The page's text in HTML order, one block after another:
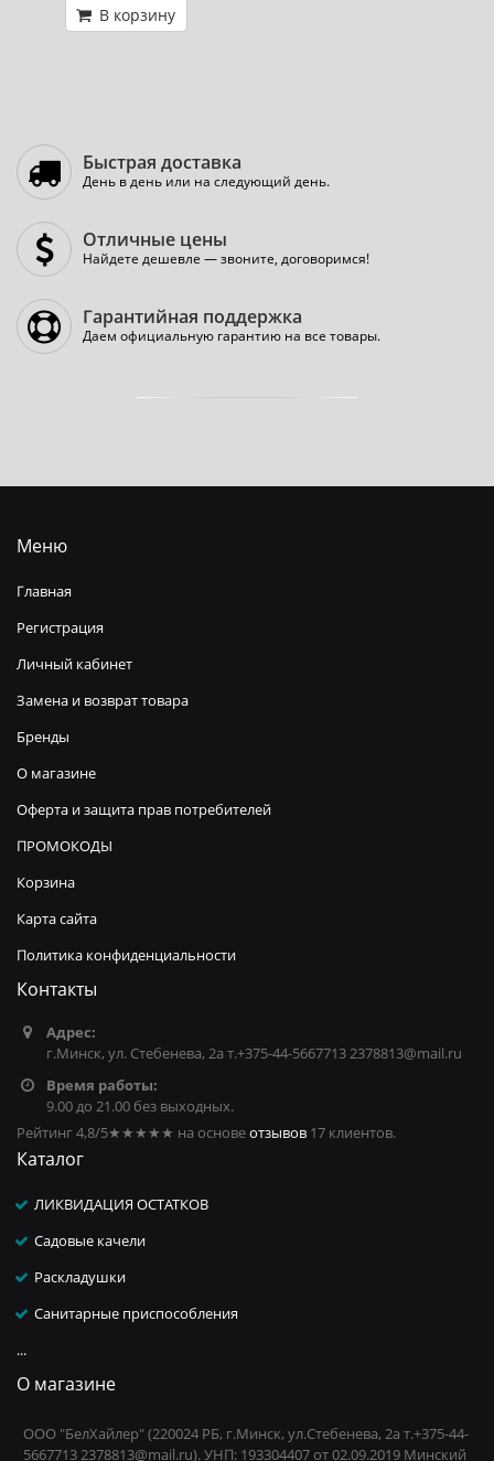
В корзину
Быстрая доставка
День в день или на следующий день.
Отличные цены
Найдете дешевле — звоните, договоримся!
Гарантийная поддержка
Даем официальную гарантию на все товары.
Меню
Главная
Регистрация
Личный кабинет
Замена и возврат товара
Бренды
О магазине
Оферта и защита прав потребителей
ПРОМОКОДЫ
Корзина
Карта сайта
Политика конфиденциальности
Контакты
Адрес:
г.Минск, ул. Стебенева, 2а т.+375-44-5667713 2378813@mail.ru
Время работы:
9.00 до 21.00 без выходных.
Рейтинг 4,8/5★★★★★ на основеотзывов 17 клиентов.
Каталог
ЛИКВИДАЦИЯ ОСТАТКОВ
Садовые качели
Раскладушки
Санитарные приспособления
...
О магазине
ООО "БелХайлер" (220024 РБ, г.Минск, ул.Стебенева, 2а т.+375-44-
5667713 2378813@mail.ru). УНП: 193304407 от 02.09.2019 Минский